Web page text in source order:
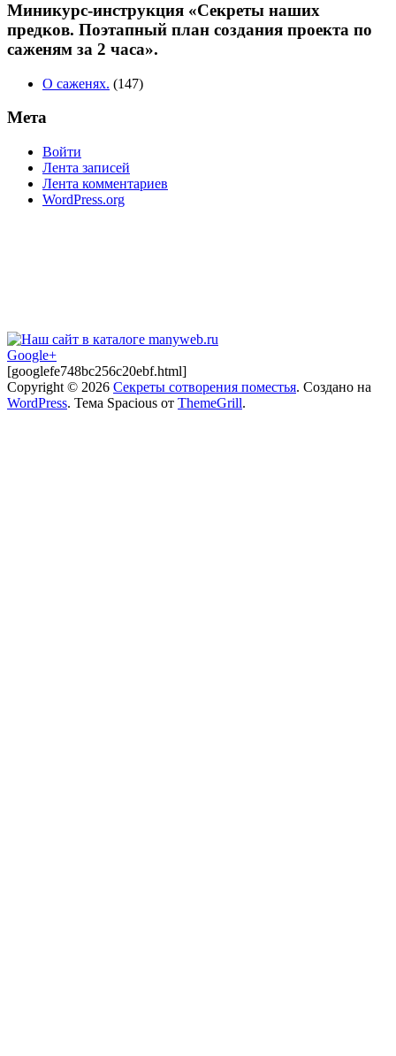
Миникурс-инструкция «Секреты наших
предков. Поэтапный план создания проекта по
саженям за 2 часа».
О саженях. (147)
Мета
Войти
Лента записей
Лента комментариев
WordPress.org
Google+
[googlefe748bc256c20ebf.html]
Copyright © 2026 Секреты сотворения поместья. Создано на
WordPress. Тема Spacious от ThemeGrill.